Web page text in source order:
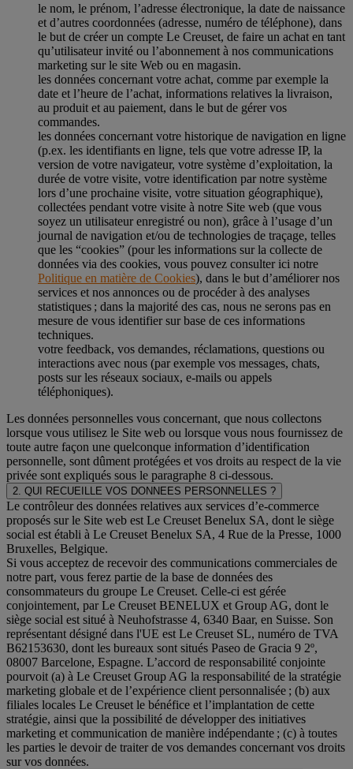
le nom, le prénom, l’adresse électronique, la date de naissance
et d’autres coordonnées (adresse, numéro de téléphone), dans
le but de créer un compte Le Creuset, de faire un achat en tant
qu’utilisateur invité ou l’abonnement à nos communications
marketing sur le site Web ou en magasin.
les données concernant votre achat, comme par exemple la
date et l’heure de l’achat, informations relatives la livraison,
au produit et au paiement, dans le but de gérer vos
commandes.
les données concernant votre historique de navigation en ligne
(p.ex. les identifiants en ligne, tels que votre adresse IP, la
version de votre navigateur, votre système d’exploitation, la
durée de votre visite, votre identification par notre système
lors d’une prochaine visite, votre situation géographique),
collectées pendant votre visite à notre Site web (que vous
soyez un utilisateur enregistré ou non), grâce à l’usage d’un
journal de navigation et/ou de technologies de traçage, telles
que les “cookies” (pour les informations sur la collecte de
données via des cookies, vous pouvez consulter ici notre
Politique en matière de Cookies), dans le but d’améliorer nos
services et nos annonces ou de procéder à des analyses
statistiques ; dans la majorité des cas, nous ne serons pas en
mesure de vous identifier sur base de ces informations
techniques.
votre feedback, vos demandes, réclamations, questions ou
interactions avec nous (par exemple vos messages, chats,
posts sur les réseaux sociaux, e-mails ou appels
téléphoniques).
Les données personnelles vous concernant, que nous collectons
lorsque vous utilisez le Site web ou lorsque vous nous fournissez de
toute autre façon une quelconque information d’identification
personnelle, sont dûment protégées et vos droits au respect de la vie
privée sont expliqués sous le paragraphe 8 ci-dessous.
2. QUI RECUEILLE VOS DONNEES PERSONNELLES ?
Le contrôleur des données relatives aux services d’e-commerce
proposés sur le Site web est Le Creuset Benelux SA, dont le siège
social est établi à Le Creuset Benelux SA, 4 Rue de la Presse, 1000
Bruxelles, Belgique.
Si vous acceptez de recevoir des communications commerciales de
notre part, vous ferez partie de la base de données des
consommateurs du groupe Le Creuset. Celle-ci est gérée
conjointement, par Le Creuset BENELUX et Group AG, dont le
siège social est situé à Neuhofstrasse 4, 6340 Baar, en Suisse. Son
représentant désigné dans l'UE est Le Creuset SL, numéro de TVA
B62153630, dont les bureaux sont situés Paseo de Gracia 9 2º,
08007 Barcelone, Espagne. L’accord de responsabilité conjointe
pourvoit (a) à Le Creuset Group AG la responsabilité de la stratégie
marketing globale et de l’expérience client personnalisée ; (b) aux
filiales locales Le Creuset le bénéfice et l’implantation de cette
stratégie, ainsi que la possibilité de développer des initiatives
marketing et communication de manière indépendante ; (c) à toutes
les parties le devoir de traiter de vos demandes concernant vos droits
sur vos données.